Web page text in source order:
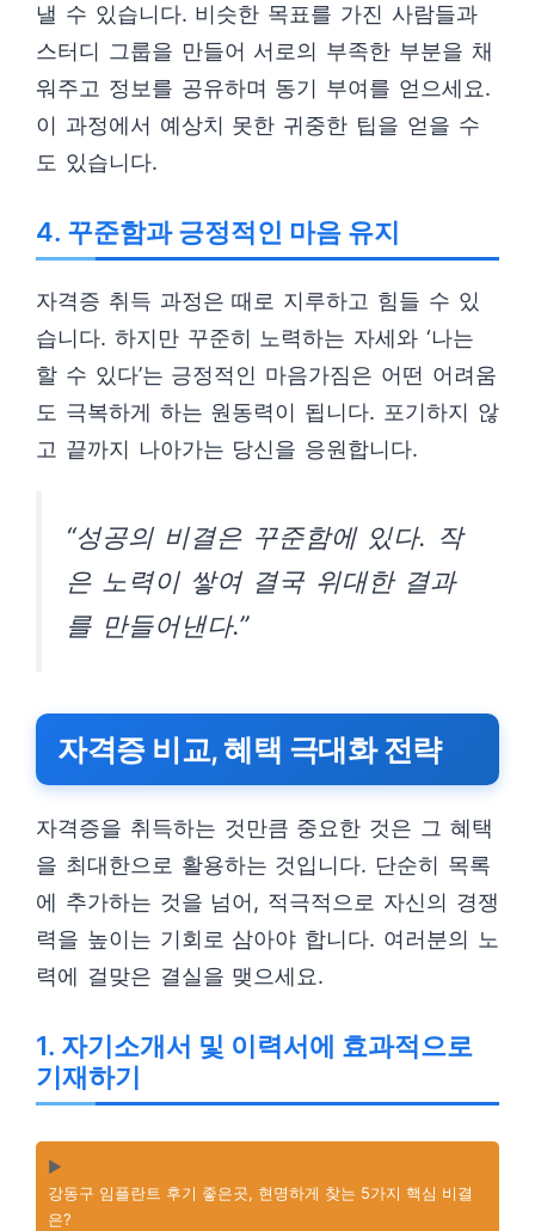
낼 수 있습니다. 비슷한 목표를 가진 사람들과
스터디 그룹을 만들어 서로의 부족한 부분을 채
워주고 정보를 공유하며 동기 부여를 얻으세요.
이 과정에서 예상치 못한 귀중한 팁을 얻을 수
도 있습니다.
4. 꾸준함과 긍정적인 마음 유지
자격증 취득 과정은 때로 지루하고 힘들 수 있
습니다. 하지만 꾸준히 노력하는 자세와 ‘나는
할 수 있다’는 긍정적인 마음가짐은 어떤 어려움
도 극복하게 하는 원동력이 됩니다. 포기하지 않
고 끝까지 나아가는 당신을 응원합니다.
“성공의 비결은 꾸준함에 있다. 작
은 노력이 쌓여 결국 위대한 결과
를 만들어낸다.”
자격증 비교, 혜택 극대화 전략
자격증을 취득하는 것만큼 중요한 것은 그 혜택
을 최대한으로 활용하는 것입니다. 단순히 목록
에 추가하는 것을 넘어, 적극적으로 자신의 경쟁
력을 높이는 기회로 삼아야 합니다. 여러분의 노
력에 걸맞은 결실을 맺으세요.
1. 자기소개서 및 이력서에 효과적으로
기재하기
▶️
강동구 임플란트 후기 좋은곳, 현명하게 찾는 5가지 핵심 비결
은?